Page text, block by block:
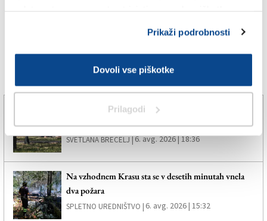
Prikaži podrobnosti
Dovoli vse piškotke
Prilagodi
SPLETNO UREDNIŠTVO
Več novic
Policisti so izsledili deklico, ki se je oddaljila od
staršev
SVETLANA BRECELJ |6. avg. 2026 | 18:36
Na vzhodnem Krasu sta se v desetih minutah vnela
dva požara
SPLETNO UREDNIŠTVO | 6. avg. 2026 | 15:32